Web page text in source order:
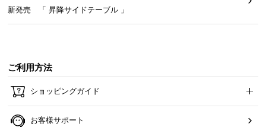
新発売 「 昇降サイドテーブル 」
ご利用方法
ショッピングガイド
お客様サポート